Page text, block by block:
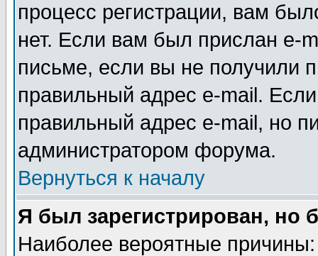
процесс регистрации, вам
нет. Если вам был прислан e-
письме, если вы не получили
правильный адрес e-mail.
правильный адрес e-mail, но
администратором форума.
Вернуться к началу
Я был зарегистрирован, но
Наиболее вероятные